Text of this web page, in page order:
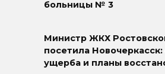
больницы № 3
Министр ЖКХ
посетила
ущерба и планы